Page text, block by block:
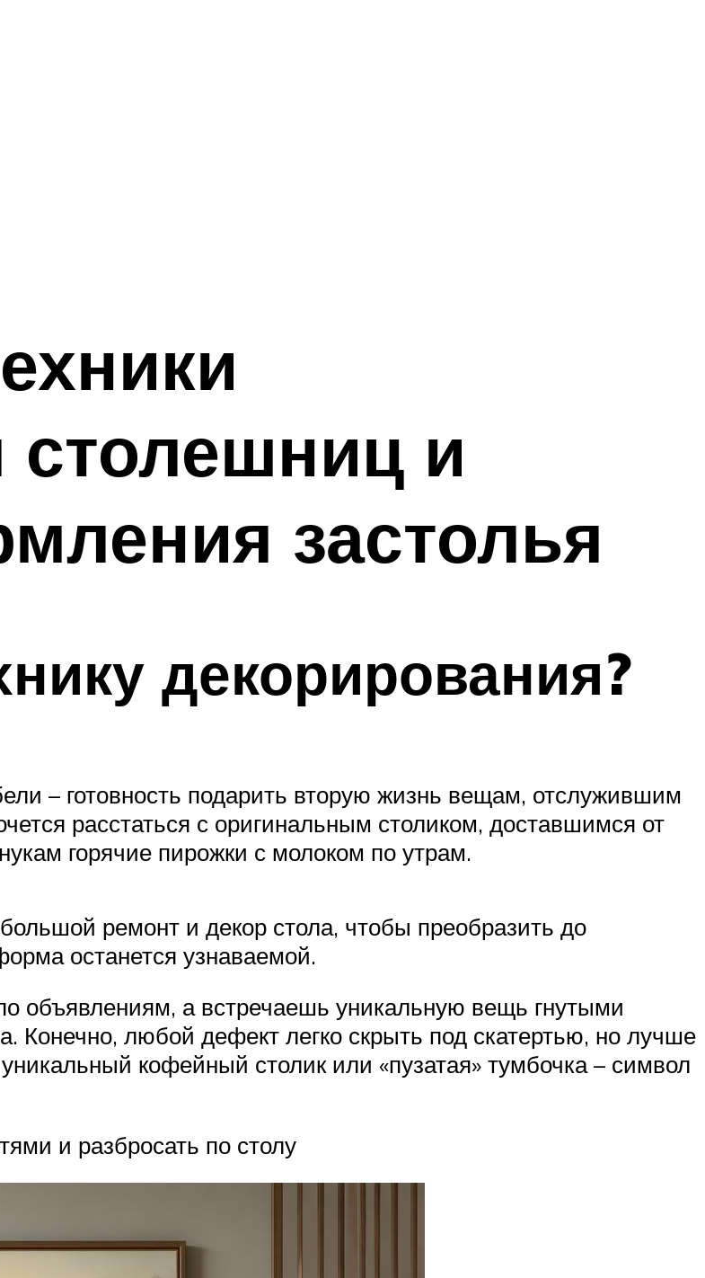
и
застолья
декорирования?
– готовность подарить вторую жизнь вещам, отслужившим
расстаться с оригинальным столиком, доставшимся от
горячие пирожки с молоком по утрам.
ремонт и декор стола, чтобы преобразить до
останется узнаваемой.
объявлениям, а встречаешь уникальную вещь гнутыми
Конечно, любой дефект легко скрыть под скатертью, но лучше
кофейный столик или «пузатая» тумбочка – символ
и разбросать по столу